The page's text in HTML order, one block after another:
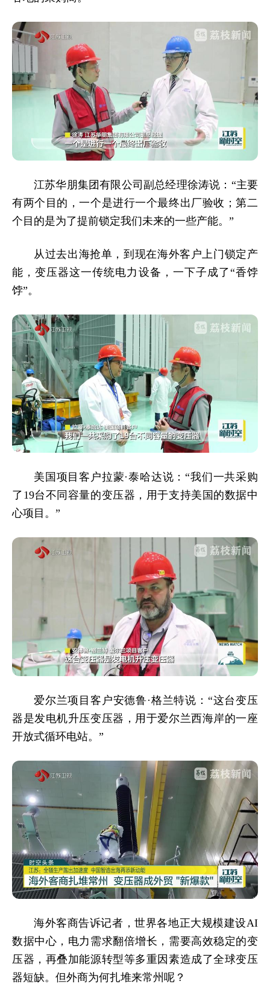
江苏华朋集团有限公司副总经理徐涛说：“主要
有两个目的，一个是进行一个最终出厂验收；第二
个目的是为了提前锁定我们未来的一些产能。”
从过去出海抢单，到现在海外客户上门锁定产
能，变压器这一传统电力设备，一下子成了“香饽
饽”。
美国项目客户拉蒙·泰哈达说：“我们一共采购
了19台不同容量的变压器，用于支持美国的数据中
心项目。”
爱尔兰项目客户安德鲁·格兰特说：“这台变压
器是发电机升压变压器，用于爱尔兰西海岸的一座
开放式循环电站。”
海外客商告诉记者，世界各地正大规模建设AI
数据中心，电力需求翻倍增长，需要高效稳定的变
压器，再叠加能源转型等多重因素造成了全球变压
器短缺。但外商为何扎堆来常州呢？